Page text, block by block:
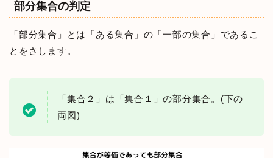
部分集合の判定
「部分集合」とは「ある集合」の「一部の集合」であるこ
とをさします。
「集合２」は「集合１」の部分集合。(下の
両図)